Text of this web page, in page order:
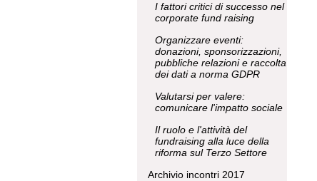
I fattori critici di successo nel
corporate fund raising
Organizzare eventi:
donazioni, sponsorizzazioni,
pubbliche relazioni e raccolta
dei dati a norma GDPR
Valutarsi per valere:
comunicare l'impatto sociale
Il ruolo e l'attività del
fundraising alla luce della
riforma sul Terzo Settore
Archivio incontri 2017